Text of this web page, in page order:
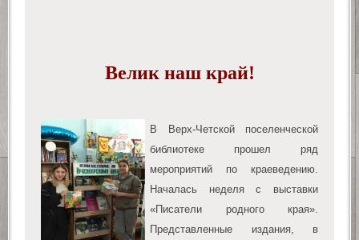
Велик наш край!
В Верх-Четской поселенческой
библиотеке прошел ряд
мероприятий по краеведению.
Началась неделя с выставки
«Писатели родного края».
Представленные издания, в